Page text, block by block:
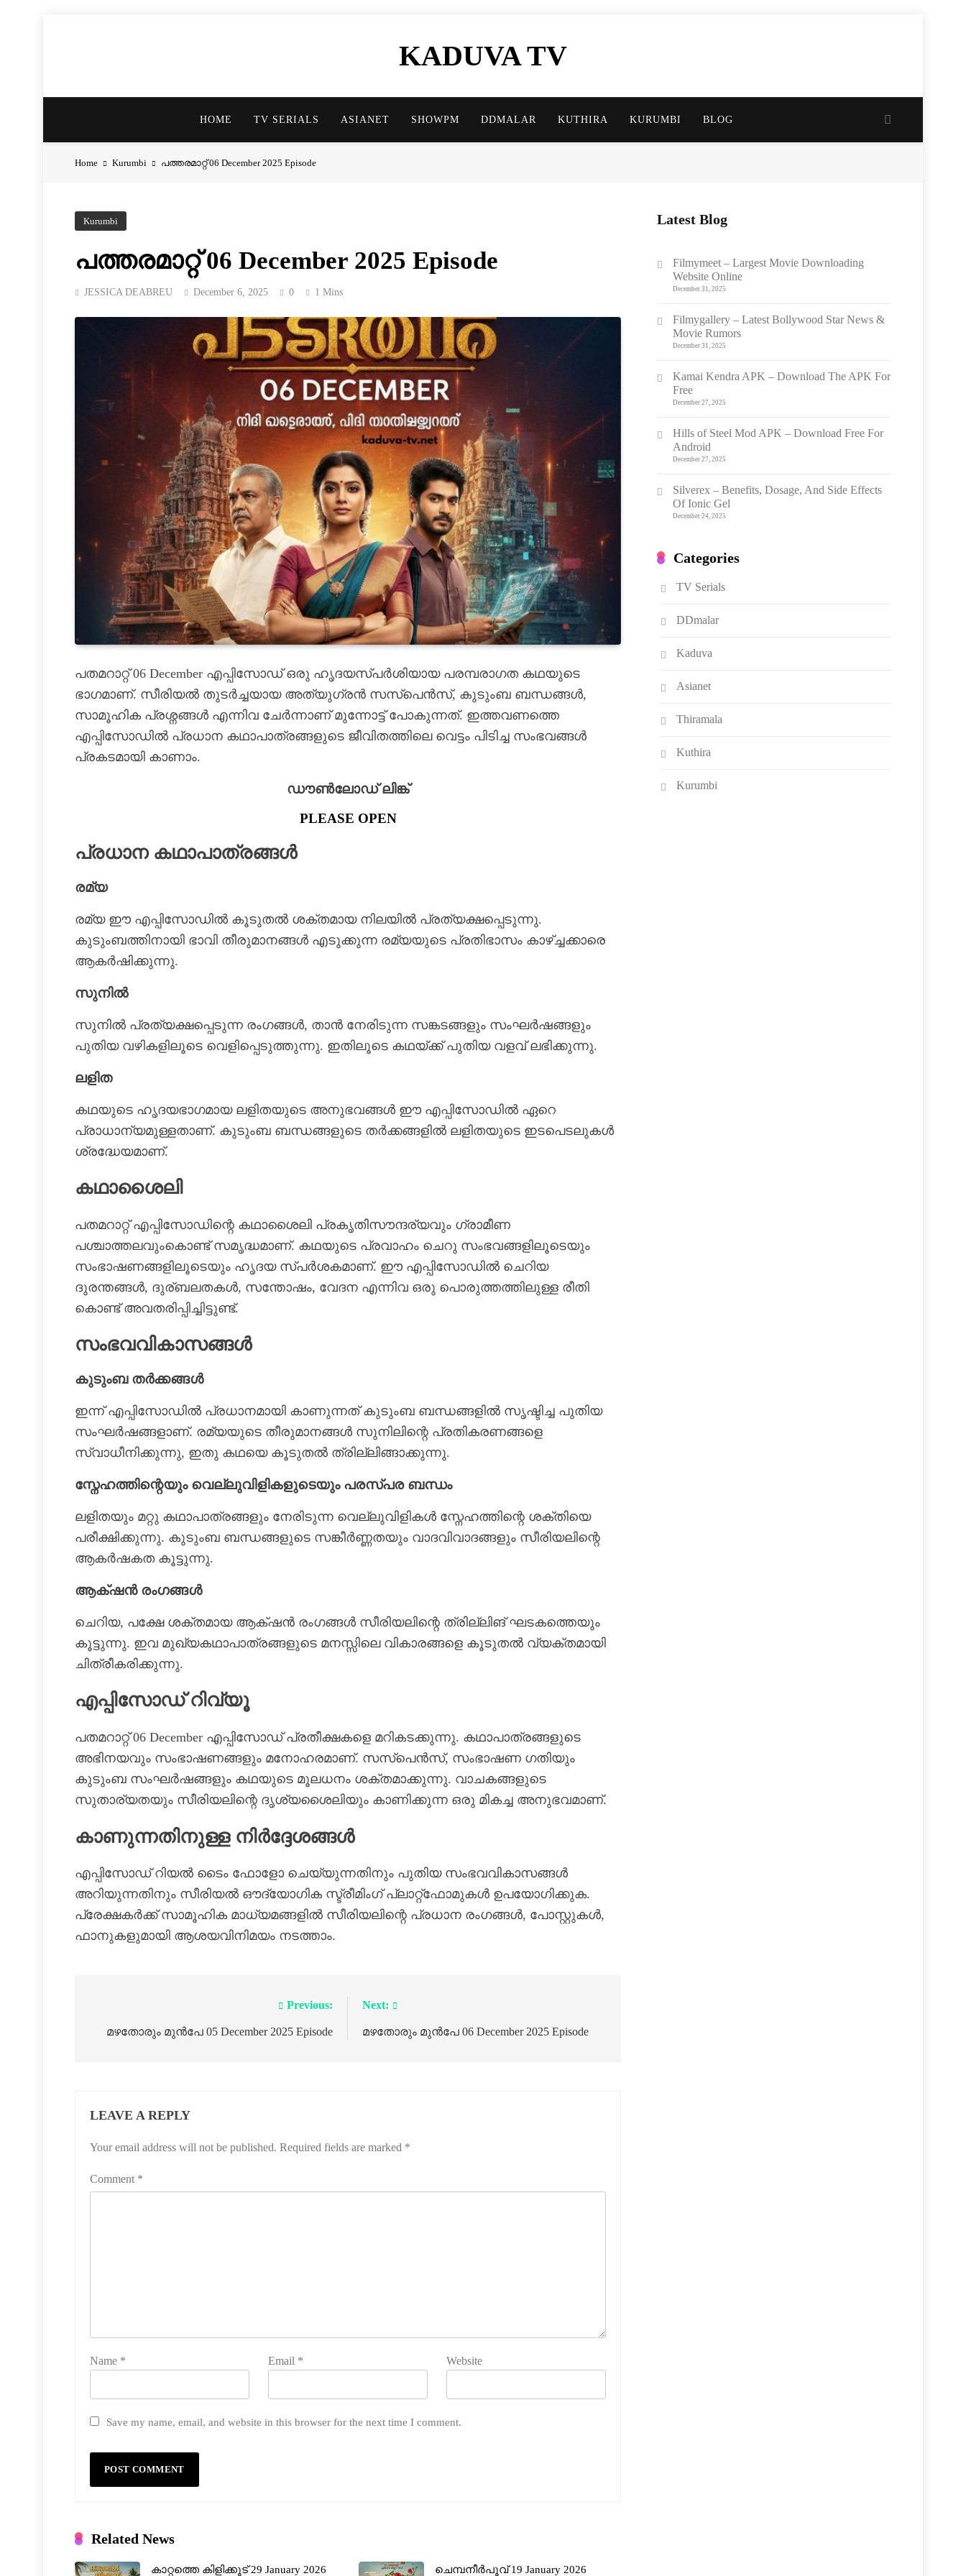
KADUVA TV
HOME TV SERIALS ASIANET SHOWPM DDMALAR KUTHIRA KURUMBI BLOG
Home Kurumbi പത്തരമാറ്റ് 06 December 2025 Episode
Kurumbi
പത്തരമാറ്റ് 06 December 2025 Episode
JESSICA DEABREU December 6, 2025 0 1 Mins
പതമറാറ്റ് 06 December എപ്പിസോഡ് ഒരു ഹൃദയസ്പർശിയായ പരമ്പരാഗത കഥയുടെ
ഭാഗമാണ്. സീരിയൽ തുടർച്ചയായ അത്യുഗ്രൻ സസ്പെൻസ്, കുടുംബ ബന്ധങ്ങൾ,
സാമൂഹിക പ്രശ്നങ്ങൾ എന്നിവ ചേർന്നാണ് മുന്നോട്ട് പോകുന്നത്. ഇത്തവണത്തെ
എപ്പിസോഡിൽ പ്രധാന കഥാപാത്രങ്ങളുടെ ജീവിതത്തിലെ വെട്ടം പിടിച്ച സംഭവങ്ങൾ
പ്രകടമായി കാണാം.
ഡൗൺലോഡ് ലിങ്ക്
PLEASE OPEN
പ്രധാന കഥാപാത്രങ്ങൾ
രമ്യ
രമ്യ ഈ എപ്പിസോഡിൽ കൂടുതൽ ശക്തമായ നിലയിൽ പ്രത്യക്ഷപ്പെടുന്നു.
കുടുംബത്തിനായി ഭാവി തീരുമാനങ്ങൾ എടുക്കുന്ന രമ്യയുടെ പ്രതിഭാസം കാഴ്ച്ചക്കാരെ
ആകർഷിക്കുന്നു.
സുനിൽ
സുനിൽ പ്രത്യക്ഷപ്പെടുന്ന രംഗങ്ങൾ, താൻ നേരിടുന്ന സങ്കടങ്ങളും സംഘർഷങ്ങളും
പുതിയ വഴികളിലൂടെ വെളിപ്പെടുത്തുന്നു. ഇതിലൂടെ കഥയ്ക്ക് പുതിയ വളവ് ലഭിക്കുന്നു.
ലളിത
കഥയുടെ ഹൃദയഭാഗമായ ലളിതയുടെ അനുഭവങ്ങൾ ഈ എപ്പിസോഡിൽ ഏറെ
പ്രാധാന്യമുള്ളതാണ്. കുടുംബ ബന്ധങ്ങളുടെ തർക്കങ്ങളിൽ ലളിതയുടെ ഇടപെടലുകൾ
ശ്രദ്ധേയമാണ്.
കഥാശൈലി
പതമറാറ്റ് എപ്പിസോഡിന്റെ കഥാശൈലി പ്രകൃതിസൗന്ദര്യവും ഗ്രാമീണ
പശ്ചാത്തലവുംകൊണ്ട് സമൃദ്ധമാണ്. കഥയുടെ പ്രവാഹം ചെറു സംഭവങ്ങളിലൂടെയും
സംഭാഷണങ്ങളിലൂടെയും ഹൃദയ സ്പർശകമാണ്. ഈ എപ്പിസോഡിൽ ചെറിയ
ദുരന്തങ്ങൾ, ദുര്ബലതകൾ, സന്തോഷം, വേദന എന്നിവ ഒരു പൊരുത്തത്തിലുള്ള രീതി
കൊണ്ട് അവതരിപ്പിച്ചിട്ടുണ്ട്.
സംഭവവികാസങ്ങൾ
കുടുംബ തർക്കങ്ങൾ
ഇന്ന് എപ്പിസോഡിൽ പ്രധാനമായി കാണുന്നത് കുടുംബ ബന്ധങ്ങളിൽ സൃഷ്ടിച്ച പുതിയ
സംഘർഷങ്ങളാണ്. രമ്യയുടെ തീരുമാനങ്ങൾ സുനിലിന്റെ പ്രതികരണങ്ങളെ
സ്വാധീനിക്കുന്നു, ഇതു കഥയെ കൂടുതൽ ത്രില്ലിങ്ങാക്കുന്നു.
സ്നേഹത്തിന്റെയും വെല്ലുവിളികളുടെയും പരസ്പര ബന്ധം
ലളിതയും മറ്റു കഥാപാത്രങ്ങളും നേരിടുന്ന വെല്ലുവിളികൾ സ്നേഹത്തിന്റെ ശക്തിയെ
പരീക്ഷിക്കുന്നു. കുടുംബ ബന്ധങ്ങളുടെ സങ്കീര്‍ണ്ണതയും വാദവിവാദങ്ങളും സീരിയലിന്റെ
ആകര്‍ഷകത കൂട്ടുന്നു.
ആക്‌ഷൻ രംഗങ്ങൾ
ചെറിയ, പക്ഷേ ശക്തമായ ആക്‌ഷൻ രംഗങ്ങൾ സീരിയലിന്റെ ത്രില്ലിങ് ഘടകത്തെയും
കൂട്ടുന്നു. ഇവ മുഖ്യകഥാപാത്രങ്ങളുടെ മനസ്സിലെ വികാരങ്ങളെ കൂടുതൽ വ്യക്തമായി
ചിത്രീകരിക്കുന്നു.
എപ്പിസോഡ് റിവ്യൂ
പതമറാറ്റ് 06 December എപ്പിസോഡ് പ്രതീക്ഷകളെ മറികടക്കുന്നു. കഥാപാത്രങ്ങളുടെ
അഭിനയവും സംഭാഷണങ്ങളും മനോഹരമാണ്. സസ്പെൻസ്, സംഭാഷണ ഗതിയും
കുടുംബ സംഘർഷങ്ങളും കഥയുടെ മൂലധനം ശക്തമാക്കുന്നു. വാചകങ്ങളുടെ
സുതാര്യതയും സീരിയലിന്റെ ദൃശ്യശൈലിയും കാണിക്കുന്ന ഒരു മികച്ച അനുഭവമാണ്.
കാണുന്നതിനുള്ള നിർദ്ദേശങ്ങൾ
എപ്പിസോഡ് റിയൽ ടൈം ഫോളോ ചെയ്യുന്നതിനും പുതിയ സംഭവവികാസങ്ങൾ
അറിയുന്നതിനും സീരിയൽ ഔദ്യോഗിക സ്ട്രീമിംഗ് പ്ലാറ്റ്ഫോമുകൾ ഉപയോഗിക്കുക.
പ്രേക്ഷകർക്ക് സാമൂഹിക മാധ്യമങ്ങളിൽ സീരിയലിന്റെ പ്രധാന രംഗങ്ങൾ, പോസ്റ്റുകൾ,
ഫാനുകളുമായി ആശയവിനിമയം നടത്താം.
Previous:
മഴതോരും മുൻപേ 05 December 2025 Episode
Next:
മഴതോരും മുൻപേ 06 December 2025 Episode
LEAVE A REPLY
Your email address will not be published. Required fields are marked *
Comment *
Name * Email * Website
Save my name, email, and website in this browser for the next time I comment.
Related News
കാറ്റത്തെ കിളിക്കൂട് 29 January 2026 ചെമ്പനീർപൂവ് 19 January 2026
Latest Blog
Filmymeet – Largest Movie Downloading
Website Online
December 31, 2025
Filmygallery – Latest Bollywood Star News &
Movie Rumors
December 31, 2025
Kamai Kendra APK – Download The APK For
Free
December 27, 2025
Hills of Steel Mod APK – Download Free For
Android
December 27, 2025
Silverex – Benefits, Dosage, And Side Effects
Of Ionic Gel
December 24, 2025
Categories
TV Serials
DDmalar
Kaduva
Asianet
Thiramala
Kuthira
Kurumbi